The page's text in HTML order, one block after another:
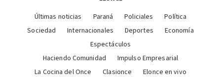
Últimas noticias Paraná Policiales
Política
Sociedad
Internacionales Deportes
Economía
Espectáculos
Haciendo Comunidad
Impulso Empresarial
La Cocina del Once
Clasionce
Elonce en vivo